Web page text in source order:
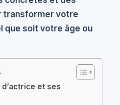
transformer votre
que soit votre âge ou
et ses